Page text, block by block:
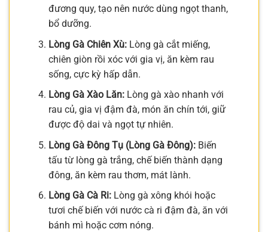
đương quy, tạo nên nước dùng ngọt thanh,
bổ dưỡng.
Lòng Gà Chiên Xù:Lòng gà cắt miếng,
chiên giòn rồi xóc với gia vị, ăn kèm rau
sống, cực kỳ hấp dẫn.
Lòng Gà Xào Lăn:Lòng gà xào nhanh với
rau củ, gia vị đậm đà, món ăn chín tới, giữ
được độ dai và ngọt tự nhiên.
Lòng Gà Đông Tụ (Lòng Gà Đông):Biến
tấu từ lòng gà trắng, chế biến thành dạng
đông, ăn kèm rau thơm, mát lành.
Lòng Gà Cà Ri:Lòng gà xông khói hoặc
tươi chế biến với nước cà ri đậm đà, ăn với
bánh mì hoặc cơm nóng.